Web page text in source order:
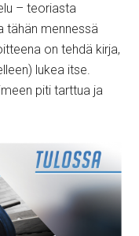
– teoriasta
tähän mennessä
on tehdä kirja,
lukea itse.
piti tarttua ja